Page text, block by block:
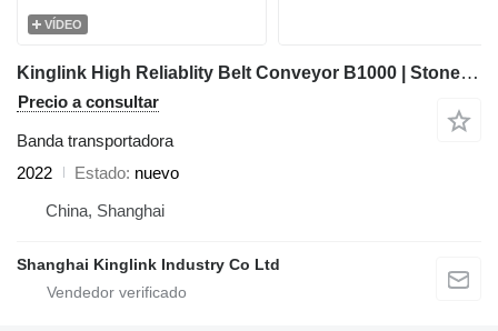
VÍDEO
Kinglink High Reliablity Belt Conveyor B1000 | Stone Crushing Plant
Precio a consultar
Banda transportadora
2022
Estado nuevo
China, Shanghai
Shanghai Kinglink Industry Co Ltd